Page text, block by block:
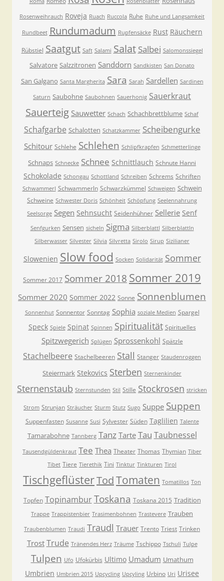
Rosenweihrauch Roveja Ruach Ruccola Ruhe Ruhe und Langsamkeit
Rundbeet Rundumadum Rupfensäcke Rust Räuchern
Rübstiel Saatgut Saft Salami Salat Salbei Salomonssiegel
Salvatore Salzzitronen Sanddorn Sandkisten San Donato
San Galgano Santa Margherita Sara Sarah Sardellen Sardinen
Saturn Saubohne Saubohnen Sauerhonig Sauerkraut
Sauerteig Sauwetter Schach Schachbrettblume Schaf
Schafgarbe Schalotten Schatzkammer Scheibengurke
Schitour Schlehe Schlehen Schlipfkrapfen Schmetterlinge
Schnaps Schnecke Schnee Schnittlauch Schnute Hanni
Schokolade Schongau Schottland Schreiben Schrems Schriften
Schwammerl Schwammerln Schwarzkümmel Schweigen Schwein
Schweine Schwester Doris Schönheit Schöpfung Seelennahrung
Seelsorge Segen Sehnsucht Seidenhühner Sellerie Senf
Senfgurken Sensen sicheln Sigma Silberblattl Silberblattln
Silberwasser Silvester Silvia Silvretta Sirolo Sirup Sizilianer
Slowenien Slow food Socken Solidarität Sommer
Sommer 2017 Sommer 2018 Sommer 2019
Sommer 2020 Sommer 2022 Sonne Sonnenblumen
Sonnenhut Sonnentor Sonntag Sophia soziale Medien Spargel
Speck Spiele Spinat Spinnen Spiritualität Spirituelles
Spitzwegerich Splügen Sprossenkohl Spätzle
Stachelbeere Stachelbeeren Stall Stanger Staudenroggen
Steiermark Stekovics Sterben Sternenkinder
Sternenstaub Sternstunden Stil Stille Stockrosen stricken
Strom Strunjan Sträucher Sturm Stutz Sugo Suppe Suppen
Suppenfasten Susanne Susi Sylvester Süden Taglilien Talente
Tamarabohne Tannberg Tanz Tarte Tau Taubnessel
Tausendgüldenkraut Tee Thea Theater Thomas Thymian Tiber
Tibet Tiere Tierethik Tini Tinktur Tinkturen Tirol
TischgeflüsterTodTomaten Tomatillos Ton
Topfen Topinambur Toskana Toskana 2015 Tradition
Trappe Trappistenbier Trasimenbohnen Trastevere Trauben
Traubenblumen Traudi Traudl Trauer Trento Triest Trinken
Trost Trude Tränendes Herz Träume Tschippo Tschuli Tulpe
Tulpen Ufo Ufokürbis Ultimo Umadum Umathum
Umbrien Umbrien 2015 Upcycling Upcyling Urbino Uri Urisee